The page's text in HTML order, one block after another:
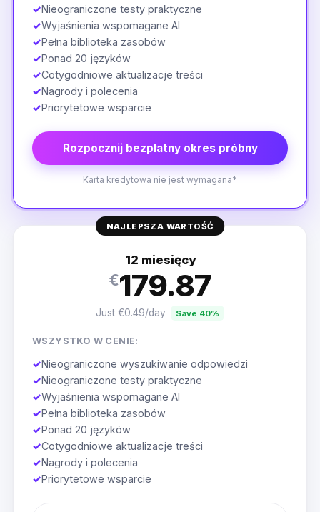
✓Nieograniczone testy praktyczne
✓Wyjaśnienia wspomagane AI
✓Pełna biblioteka zasobów
✓Ponad 20 języków
✓Cotygodniowe aktualizacje treści
✓Nagrody i polecenia
✓Priorytetowe wsparcie
Rozpocznij bezpłatny okres próbny
Karta kredytowa nie jest wymagana*
NAJLEPSZA WARTOŚĆ
12 miesięcy
€179.87
Just €0.49/day Save 40%
WSZYSTKO W CENIE:
✓Nieograniczone wyszukiwanie odpowiedzi
✓Nieograniczone testy praktyczne
✓Wyjaśnienia wspomagane AI
✓Pełna biblioteka zasobów
✓Ponad 20 języków
✓Cotygodniowe aktualizacje treści
✓Nagrody i polecenia
✓Priorytetowe wsparcie